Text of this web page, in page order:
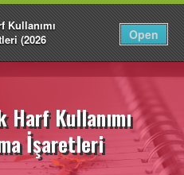
Kullanımı
(2026
Open
Giriş Yap TR
Kullanımı
İşaretleri